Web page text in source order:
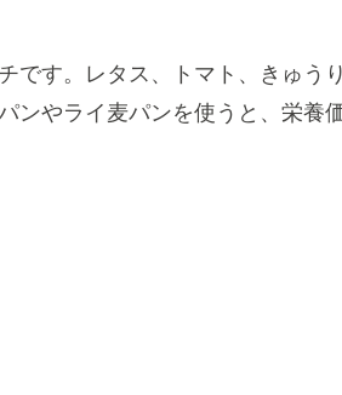
です。レタス、トマト、きゅう
やライ麦パンを使うと、栄養